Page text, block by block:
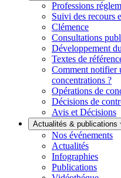
Professions
Suivi des recours
Clémence
Consultations
Développement
Textes de
Comment notifier
concentrations ?
Opérations de
Décisions de
Avis et Décisions
Actualités & publications
Nos événements
Actualités
Infographies
Publications